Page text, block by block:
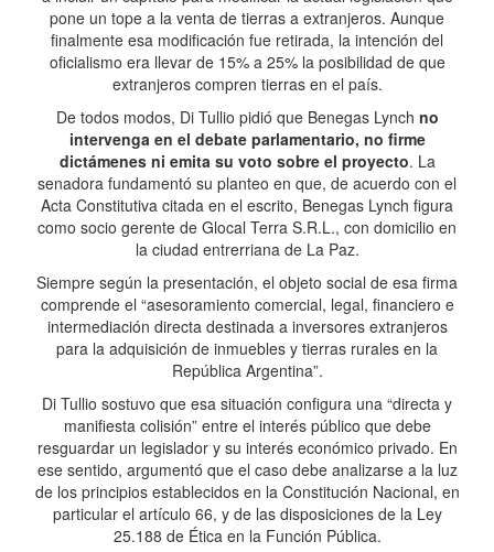
pone un tope a la venta de tierras a extranjeros. Aunque
finalmente esa modificación fue retirada, la intención del
oficialismo era llevar de 15% a 25% la posibilidad de que
extranjeros compren tierras en el país.
De todos modos, Di Tullio pidió que Benegas Lynch no
intervenga en el debate parlamentario, no firme
dictámenes ni emita su voto sobre el proyecto. La
senadora fundamentó su planteo en que, de acuerdo con el
Acta Constitutiva citada en el escrito, Benegas Lynch figura
como socio gerente de Glocal Terra S.R.L., con domicilio en
la ciudad entrerriana de La Paz.
Siempre según la presentación, el objeto social de esa firma
comprende el “asesoramiento comercial, legal, financiero e
intermediación directa destinada a inversores extranjeros
para la adquisición de inmuebles y tierras rurales en la
República Argentina”.
Di Tullio sostuvo que esa situación configura una “directa y
manifiesta colisión” entre el interés público que debe
resguardar un legislador y su interés económico privado. En
ese sentido, argumentó que el caso debe analizarse a la luz
de los principios establecidos en la Constitución Nacional, en
particular el artículo 66, y de las disposiciones de la Ley
25.188 de Ética en la Función Pública.